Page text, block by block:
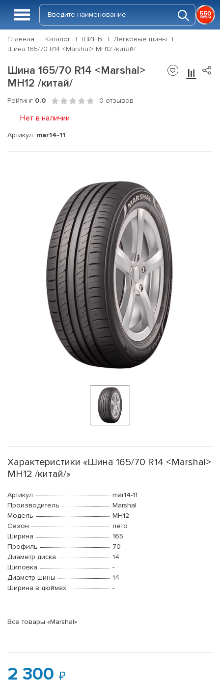
Главная Каталог ШИНЫ
Легковые шины
Шина 165/70 R14 <Marshal> MH12 /китай/
Шина 165/70 R14 <Marshal>
MH12 /китай/
Рейтинг 0.0 0 отзывов
Нет в наличии
Артикул: mar14-11
Характеристики «Шина 165/70 R14 <Marshal>
MH12 /китай/»
Артикул
mar14-11
Производитель
Marshal
Модель
MH12
Сезон
лето
Ширина
165
Профиль
70
Диаметр диска
14
Шиповка
-
Диаметр шины
14
Ширина в дюймах
-
Все товары «Marshal»
2 300